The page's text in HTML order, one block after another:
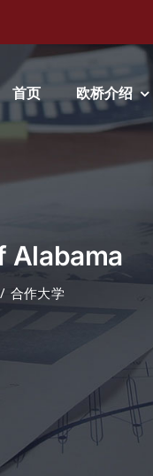
首页 欧桥介绍
Alabama
合作大学